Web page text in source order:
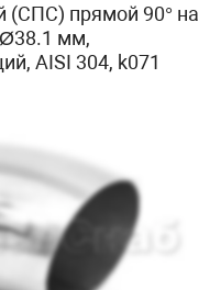
прямой 90° на
мм,
AISI 304, k071